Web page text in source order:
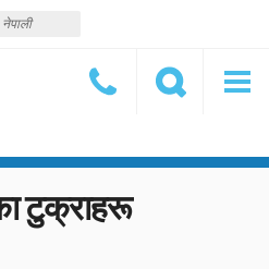
नेपाली
टुक्राहरू